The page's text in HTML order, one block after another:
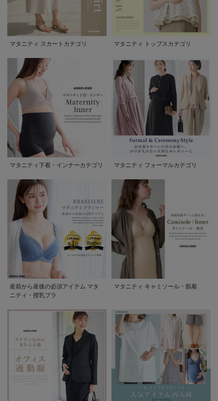
マタニティ スカートカテゴリ マタニティ トップスカテゴリ
マタニティ下着・インナーカテゴリ マタニティ フォーマルカテゴリ
産前から産後の必須アイテム マタ
ニティ・授乳ブラ
マタニティ キャミソール・肌着